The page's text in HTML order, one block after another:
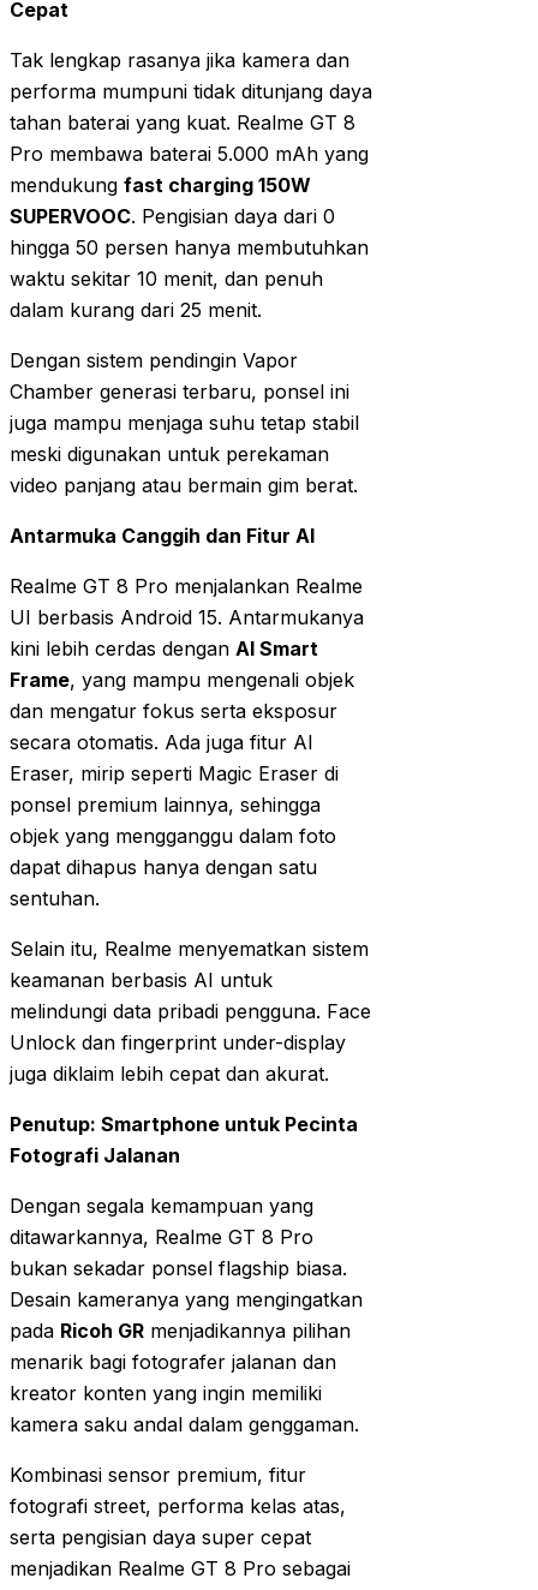
Cepat
Tak lengkap rasanya jika kamera dan
performa mumpuni tidak ditunjang daya
tahan baterai yang kuat. Realme GT 8
Pro membawa baterai 5.000 mAh yang
mendukung fast charging 150W
SUPERVOOC. Pengisian daya dari 0
hingga 50 persen hanya membutuhkan
waktu sekitar 10 menit, dan penuh
dalam kurang dari 25 menit.
Dengan sistem pendingin Vapor
Chamber generasi terbaru, ponsel ini
juga mampu menjaga suhu tetap stabil
meski digunakan untuk perekaman
video panjang atau bermain gim berat.
Antarmuka Canggih dan Fitur AI
Realme GT 8 Pro menjalankan Realme
UI berbasis Android 15. Antarmukanya
kini lebih cerdas dengan AI Smart
Frame, yang mampu mengenali objek
dan mengatur fokus serta eksposur
secara otomatis. Ada juga fitur AI
Eraser, mirip seperti Magic Eraser di
ponsel premium lainnya, sehingga
objek yang mengganggu dalam foto
dapat dihapus hanya dengan satu
sentuhan.
Selain itu, Realme menyematkan sistem
keamanan berbasis AI untuk
melindungi data pribadi pengguna. Face
Unlock dan fingerprint under-display
juga diklaim lebih cepat dan akurat.
Penutup: Smartphone untuk Pecinta
Fotografi Jalanan
Dengan segala kemampuan yang
ditawarkannya, Realme GT 8 Pro
bukan sekadar ponsel flagship biasa.
Desain kameranya yang mengingatkan
pada Ricoh GR menjadikannya pilihan
menarik bagi fotografer jalanan dan
kreator konten yang ingin memiliki
kamera saku andal dalam genggaman.
Kombinasi sensor premium, fitur
fotografi street, performa kelas atas,
serta pengisian daya super cepat
menjadikan Realme GT 8 Pro sebagai